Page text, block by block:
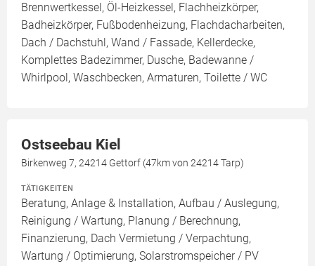
Brennwertkessel, Öl-Heizkessel, Flachheizkörper,
Badheizkörper, Fußbodenheizung, Flachdacharbeiten,
Dach / Dachstuhl, Wand / Fassade, Kellerdecke,
Komplettes Badezimmer, Dusche, Badewanne /
Whirlpool, Waschbecken, Armaturen, Toilette / WC
Ostseebau Kiel
Birkenweg 7, 24214 Gettorf (47km von 24214 Tarp)
TÄTIGKEITEN
Beratung, Anlage & Installation, Aufbau / Auslegung,
Reinigung / Wartung, Planung / Berechnung,
Finanzierung, Dach Vermietung / Verpachtung,
Wartung / Optimierung, Solarstromspeicher / PV